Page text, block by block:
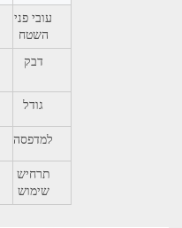
עובי פני
השטח
דבק
גודל
למדפסה
תרחיש
שימוש